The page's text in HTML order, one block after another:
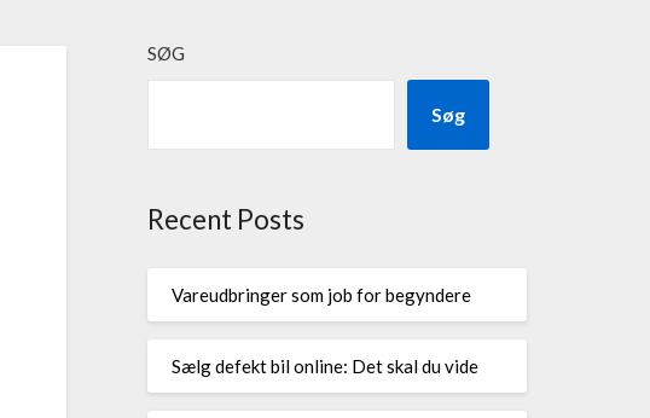
SØG
Søg
Recent Posts
Vareudbringer som job for begyndere
Sælg defekt bil online: Det skal du vide